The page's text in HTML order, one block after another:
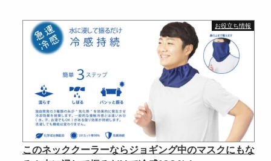
お役立ち情報
このネッククーラーならジョギング中のマスクにもな